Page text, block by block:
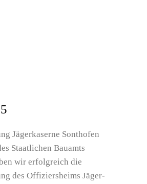
Jägerkaserne Sonthofen
Staatlichen Bauamts
wir erfolgreich die
des Offiziersheims Jäger-